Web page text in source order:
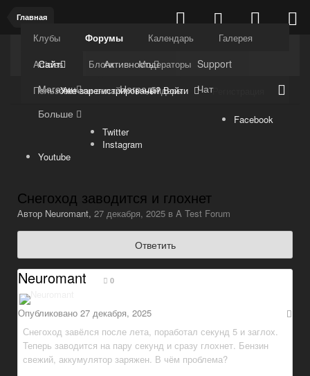
Главная
Kuli4kam.net Дружный форум
Сайт
Клубы Форумы Календарь
Галерея
Articles
Блоги
Модераторы
Пользователи онлайн
Лидеры
Активность
Support
Магазин
Награды
Чат
Больше
Уже зарегистрированы? Войти Регистрация
Facebook
Twitter
Instagram
Youtube
Снегоход заводится и глохнет
Автор Neuromant, 27 декабря, 2025 в A Test Forum
Ответить
Neuromant 0
Опубликовано 27 декабря, 2025
Снегоход завёлся после лета, поработал секунд 5 и заглох.
Теперь заводится на пару секунд и сразу глохнет. Бензин
свежий, аккумулятор заряжен. В чём проблема?